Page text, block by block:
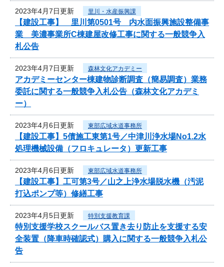
2023年4月7日更新 里川・水産振興課
【建設工事】 里川第0501号 内水面振興施設整備事
業 美濃事業所C棟建屋改修工事に関する一般競争入
札公告
2023年4月7日更新 森林文化アカデミー
アカデミーセンター棟建物診断調査（簡易調査）業務
委託に関する一般競争入札公告（森林文化アカデミ
ー）
2023年4月6日更新 東部広域水道事務所
【建設工事】5債施工東第1号／中津川浄水場No1.2水
処理機械設備（フロキュレータ）更新工事
2023年4月6日更新 東部広域水道事務所
【建設工事】工可第3号／山之上浄水場脱水機（汚泥
打込ポンプ等）修繕工事
2023年4月5日更新 特別支援教育課
特別支援学校スクールバス置き去り防止を支援する安
全装置（降車時確認式）購入に関する一般競争入札公
告